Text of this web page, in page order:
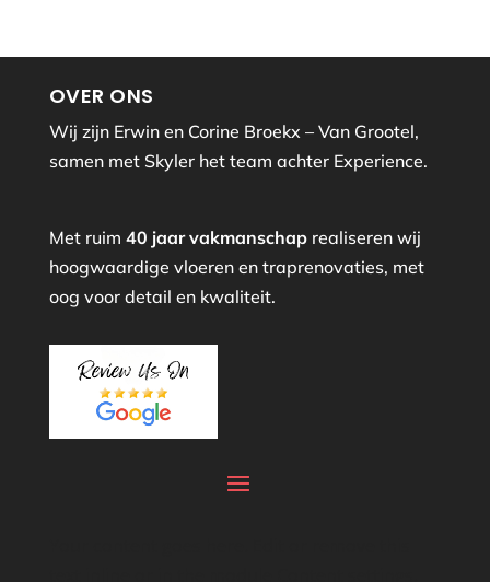
OVER ONS
Wij zijn Erwin en Corine Broekx – Van Grootel,
samen met Skyler het team achter Experience.
Met ruim 40 jaar vakmanschaprealiseren wij
hoogwaardige vloeren en traprenovaties, met
oog voor detail en kwaliteit.